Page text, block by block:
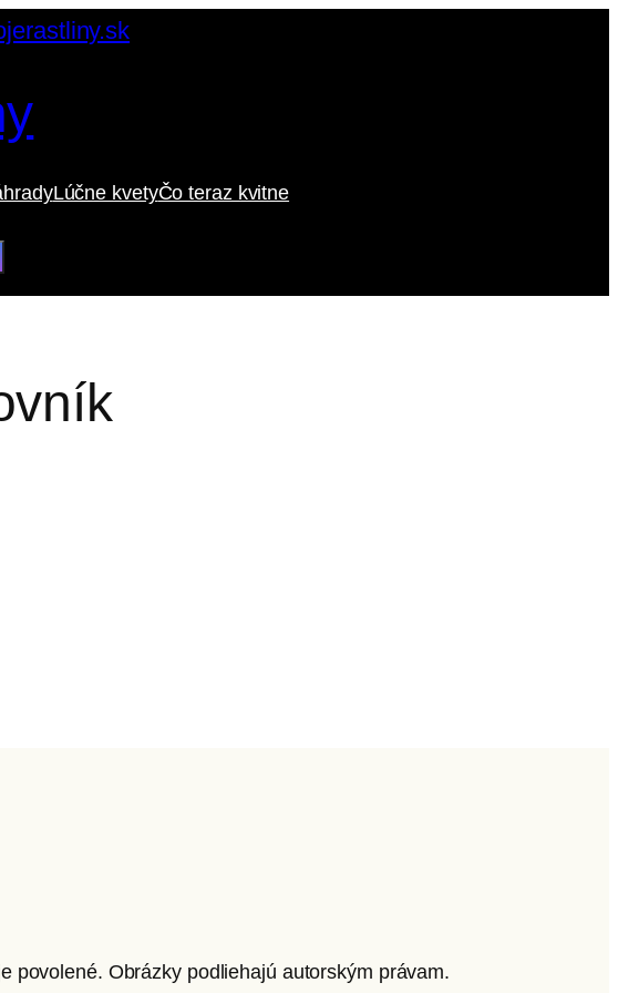
Lúčne kvetyČo teraz kvitne
povolené. Obrázky podliehajú autorským právam.